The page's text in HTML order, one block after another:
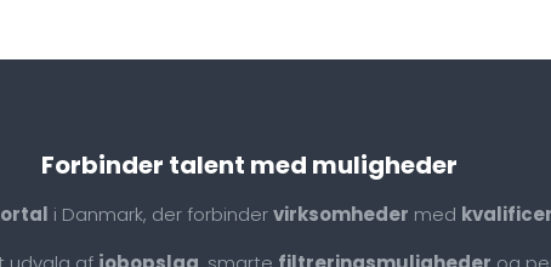
Forbinder talent med muligheder
i Danmark, der forbindervirksomheder med